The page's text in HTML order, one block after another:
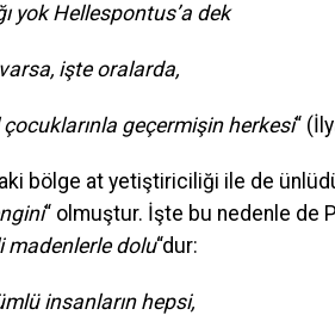
yok Hellespontus’a dek
işte oralarda,
geçermişin herkesi“
bölge at yetiştiriciliği ile de
“ olmuştur. İşte bu nedenle de
madenlerle dolu“dur:
insanların hepsi,